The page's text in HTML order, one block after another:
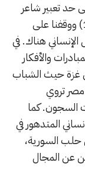
حد تعبير شاعر
اليمن الكبير عبد الله البردوني (1929-1999) ووقفنا على
هناك. في
والأفكار
غزة حيث الشباب
مصر تروي
السجون. كما
المتدهور في
حلب السورية،
عن المجال